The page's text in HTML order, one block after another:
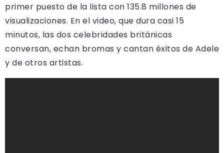
primer puesto de la lista con 135.8 millones de
visualizaciones. En el video, que dura casi 15
minutos, las dos celebridades británicas
conversan, echan bromas y cantan éxitos de Adele
y de otros artistas.